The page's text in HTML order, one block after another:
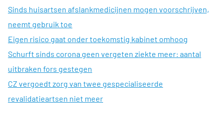
Sinds huisartsen afslankmedicijnen mogen voorschrijven,
neemt gebruik toe
Eigen risico gaat onder toekomstig kabinet omhoog
Schurft sinds corona geen vergeten ziekte meer: aantal
uitbraken fors gestegen
CZ vergoedt zorg van twee gespecialiseerde
revalidatieartsen niet meer